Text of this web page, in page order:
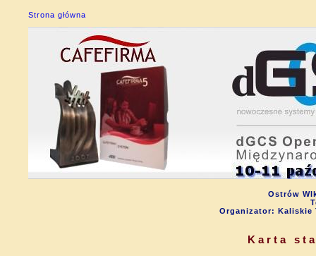
Strona główna
Ostrów
Organizator: Kaliskie
Karta